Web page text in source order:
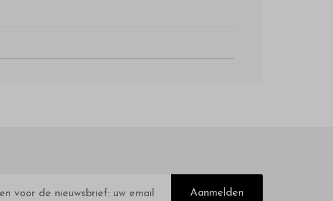
Aanmelden